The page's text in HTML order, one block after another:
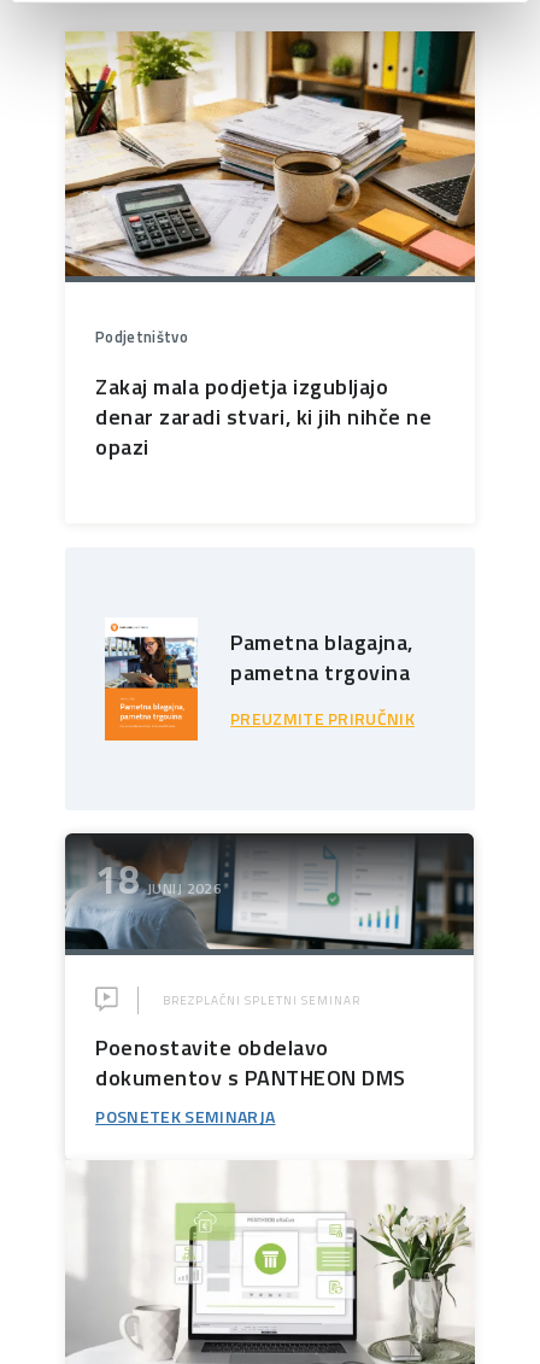
Podjetništvo
Zakaj mala podjetja izgubljajo
denar zaradi stvari, ki jih nihče ne
opazi
Pametna blagajna,
pametna trgovina
PREUZMITE PRIRUČNIK
18 JUNIJ 2026
BREZPLAČNI SPLETNI SEMINAR
Poenostavite obdelavo
dokumentov s PANTHEON DMS
POSNETEK SEMINARJA